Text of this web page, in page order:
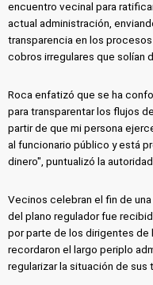
encuentro vecinal para
actual administración,
transparencia en los
cobros irregulares que solían
Roca enfatizó que se ha
para transparentar los flujos
partir de que mi persona
al funcionario público y está
dinero", puntualizó la
Vecinos celebran el fin de
del plano regulador fue
por parte de los dirigentes de
recordaron el largo periplo
regularizar la situación de sus